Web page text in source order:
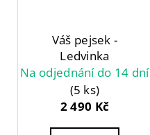
Váš pejsek -
Ledvinka
Na odjednání do 14 dní
(5 ks)
2 490 Kč